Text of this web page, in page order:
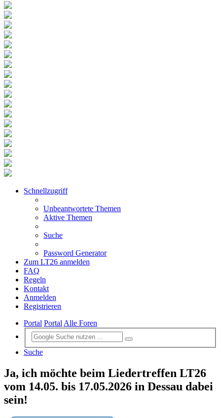
Schnellzugriff
Unbeantwortete Themen
Aktive Themen
Suche
Password Generator
Zum LT26 anmelden
FAQ
Regeln
Kontakt
Anmelden
Registrieren
Portal PortalAlle Foren
Suche
Ja, ich möchte beim Liedertreffen LT26
vom 14.05. bis 17.05.2026 in Dessau dabei
sein!